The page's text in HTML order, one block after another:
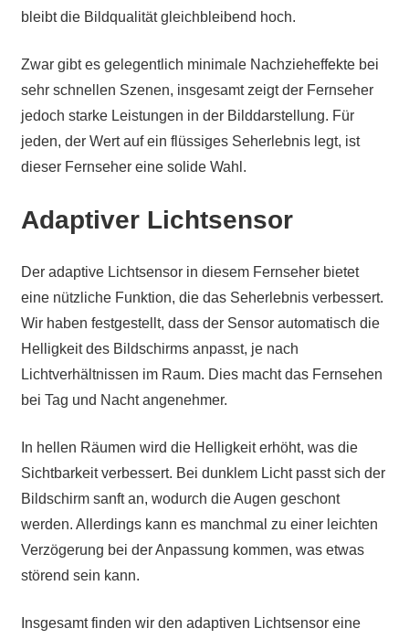
bleibt die Bildqualität gleichbleibend hoch.
Zwar gibt es gelegentlich minimale Nachzieheffekte bei
sehr schnellen Szenen, insgesamt zeigt der Fernseher
jedoch starke Leistungen in der Bilddarstellung. Für
jeden, der Wert auf ein flüssiges Seherlebnis legt, ist
dieser Fernseher eine solide Wahl.
Adaptiver Lichtsensor
Der adaptive Lichtsensor in diesem Fernseher bietet
eine nützliche Funktion, die das Seherlebnis verbessert.
Wir haben festgestellt, dass der Sensor automatisch die
Helligkeit des Bildschirms anpasst, je nach
Lichtverhältnissen im Raum. Dies macht das Fernsehen
bei Tag und Nacht angenehmer.
In hellen Räumen wird die Helligkeit erhöht, was die
Sichtbarkeit verbessert. Bei dunklem Licht passt sich der
Bildschirm sanft an, wodurch die Augen geschont
werden. Allerdings kann es manchmal zu einer leichten
Verzögerung bei der Anpassung kommen, was etwas
störend sein kann.
Insgesamt finden wir den adaptiven Lichtsensor eine